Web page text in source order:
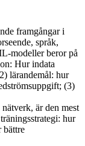
framgångar i
språk,
modeller beror på
Hur indata
lärandemål: hur
(3)
är den mest
hur
bättre